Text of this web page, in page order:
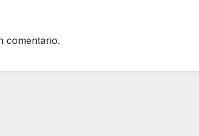
comentario.